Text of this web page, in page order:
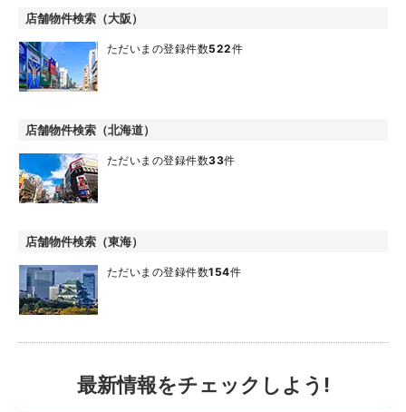
店舗物件検索（大阪）
ただいまの登録件数522件
店舗物件検索（北海道）
ただいまの登録件数33件
店舗物件検索（東海）
ただいまの登録件数154件
最新情報をチェックしよう!